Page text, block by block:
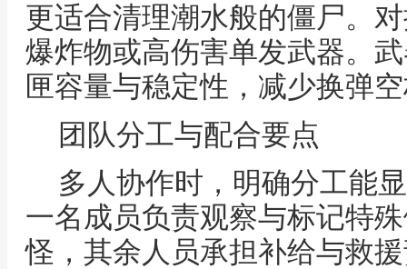
更适合清理潮水般的僵尸。
爆炸物或高伤害单发武器。
匣容量与稳定性，减少换弹
团队分工与配合要点
多人协作时，明确分工能
一名成员负责观察与标记特
怪，其余人员承担补给与救